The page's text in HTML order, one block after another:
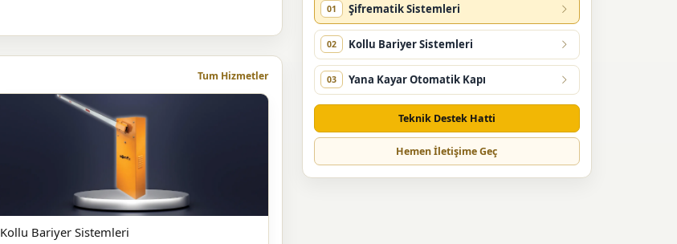
Tum Hizmetler
Kollu Bariyer Sistemleri
01 Şifrematik Sistemleri
02 Kollu Bariyer Sistemleri
03 Yana Kayar Otomatik Kapı
Teknik Destek Hatti
Hemen İletişime Geç